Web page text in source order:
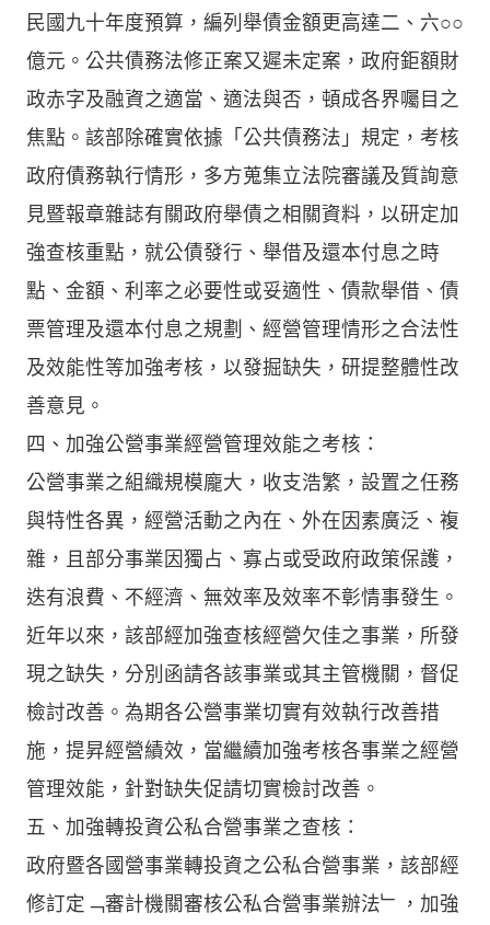
民國九十年度預算，編列舉債金額更高達二、六○○
億元。公共債務法修正案又遲未定案，政府鉅額財
政赤字及融資之適當、適法與否，頓成各界囑目之
焦點。該部除確實依據「公共債務法」規定，考核
政府債務執行情形，多方蒐集立法院審議及質詢意
見暨報章雜誌有關政府舉債之相關資料，以研定加
強查核重點，就公債發行、舉借及還本付息之時
點、金額、利率之必要性或妥適性、債款舉借、債
票管理及還本付息之規劃、經營管理情形之合法性
及效能性等加強考核，以發掘缺失，研提整體性改
善意見。
四、加強公營事業經營管理效能之考核：
公營事業之組織規模龐大，收支浩繁，設置之任務
與特性各異，經營活動之內在、外在因素廣泛、複
雜，且部分事業因獨占、寡占或受政府政策保護，
迭有浪費、不經濟、無效率及效率不彰情事發生。
近年以來，該部經加強查核經營欠佳之事業，所發
現之缺失，分別函請各該事業或其主管機關，督促
檢討改善。為期各公營事業切實有效執行改善措
施，提昇經營績效，當繼續加強考核各事業之經營
管理效能，針對缺失促請切實檢討改善。
五、加強轉投資公私合營事業之查核：
政府暨各國營事業轉投資之公私合營事業，該部經
修訂定﹁審計機關審核公私合營事業辦法﹂，加強